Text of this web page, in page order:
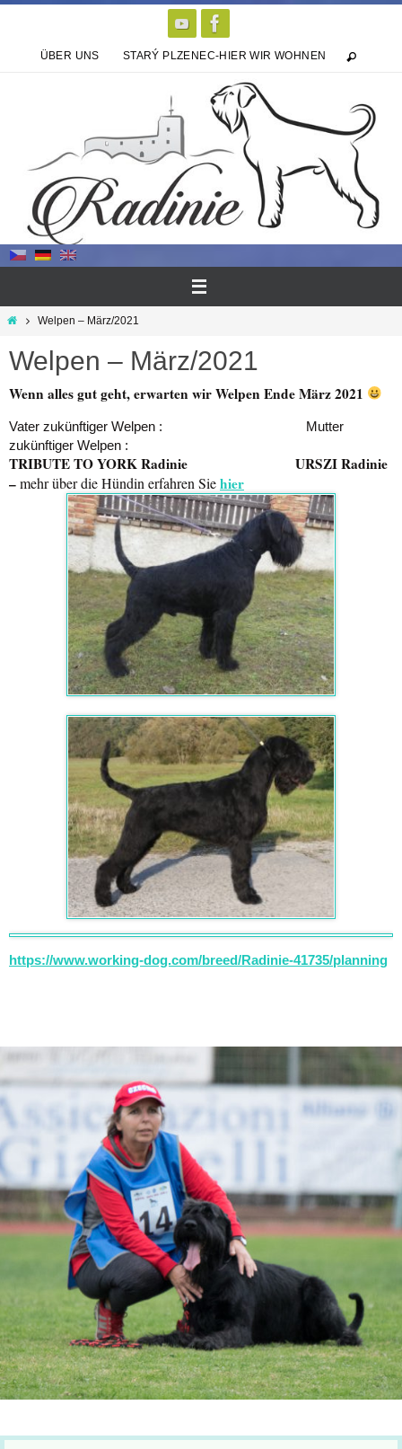
springenÜBER UNS STARÝ PLZENEC-HIER WIR WOHNEN
StartWelpen – März/2021
Welpen – März/2021
Wenn alles gut geht, erwarten wir Welpen Ende März 2021
Vater zukünftiger Welpen : Mutter
zukünftiger Welpen :
TRIBUTE TO YORK Radinie
URSZI Radinie
–mehr über die Hündin erfahren Siehier
https://www.working-dog.com/breed/Radinie-41735/planning